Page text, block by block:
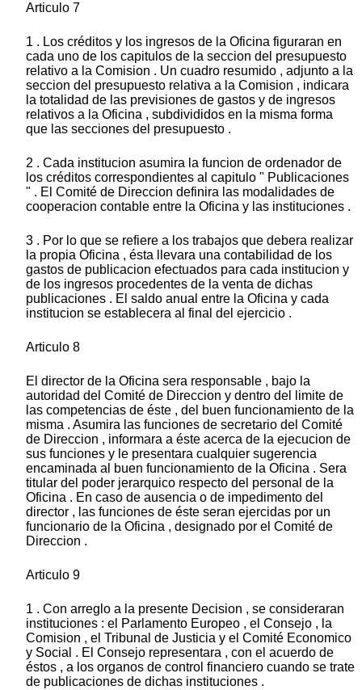
Articulo 7
1 . Los créditos y los ingresos de la Oficina figuraran en
cada uno de los capitulos de la seccion del presupuesto
relativo a la Comision . Un cuadro resumido , adjunto a la
seccion del presupuesto relativa a la Comision , indicara
la totalidad de las previsiones de gastos y de ingresos
relativos a la Oficina , subdivididos en la misma forma
que las secciones del presupuesto .
2 . Cada institucion asumira la funcion de ordenador de
los créditos correspondientes al capitulo " Publicaciones
" . El Comité de Direccion definira las modalidades de
cooperacion contable entre la Oficina y las instituciones .
3 . Por lo que se refiere a los trabajos que debera realizar
la propia Oficina , ésta llevara una contabilidad de los
gastos de publicacion efectuados para cada institucion y
de los ingresos procedentes de la venta de dichas
publicaciones . El saldo anual entre la Oficina y cada
institucion se establecera al final del ejercicio .
Articulo 8
El director de la Oficina sera responsable , bajo la
autoridad del Comité de Direccion y dentro del limite de
las competencias de éste , del buen funcionamiento de la
misma . Asumira las funciones de secretario del Comité
de Direccion , informara a éste acerca de la ejecucion de
sus funciones y le presentara cualquier sugerencia
encaminada al buen funcionamiento de la Oficina . Sera
titular del poder jerarquico respecto del personal de la
Oficina . En caso de ausencia o de impedimento del
director , las funciones de éste seran ejercidas por un
funcionario de la Oficina , designado por el Comité de
Direccion .
Articulo 9
1 . Con arreglo a la presente Decision , se consideraran
instituciones : el Parlamento Europeo , el Consejo , la
Comision , el Tribunal de Justicia y el Comité Economico
y Social . El Consejo representara , con el acuerdo de
éstos , a los organos de control financiero cuando se trate
de publicaciones de dichas instituciones .